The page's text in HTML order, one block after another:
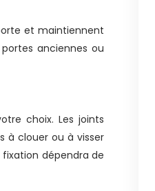
et maintiennent
anciennes ou
choix. Les joints
à clouer ou à visser
dépendra de